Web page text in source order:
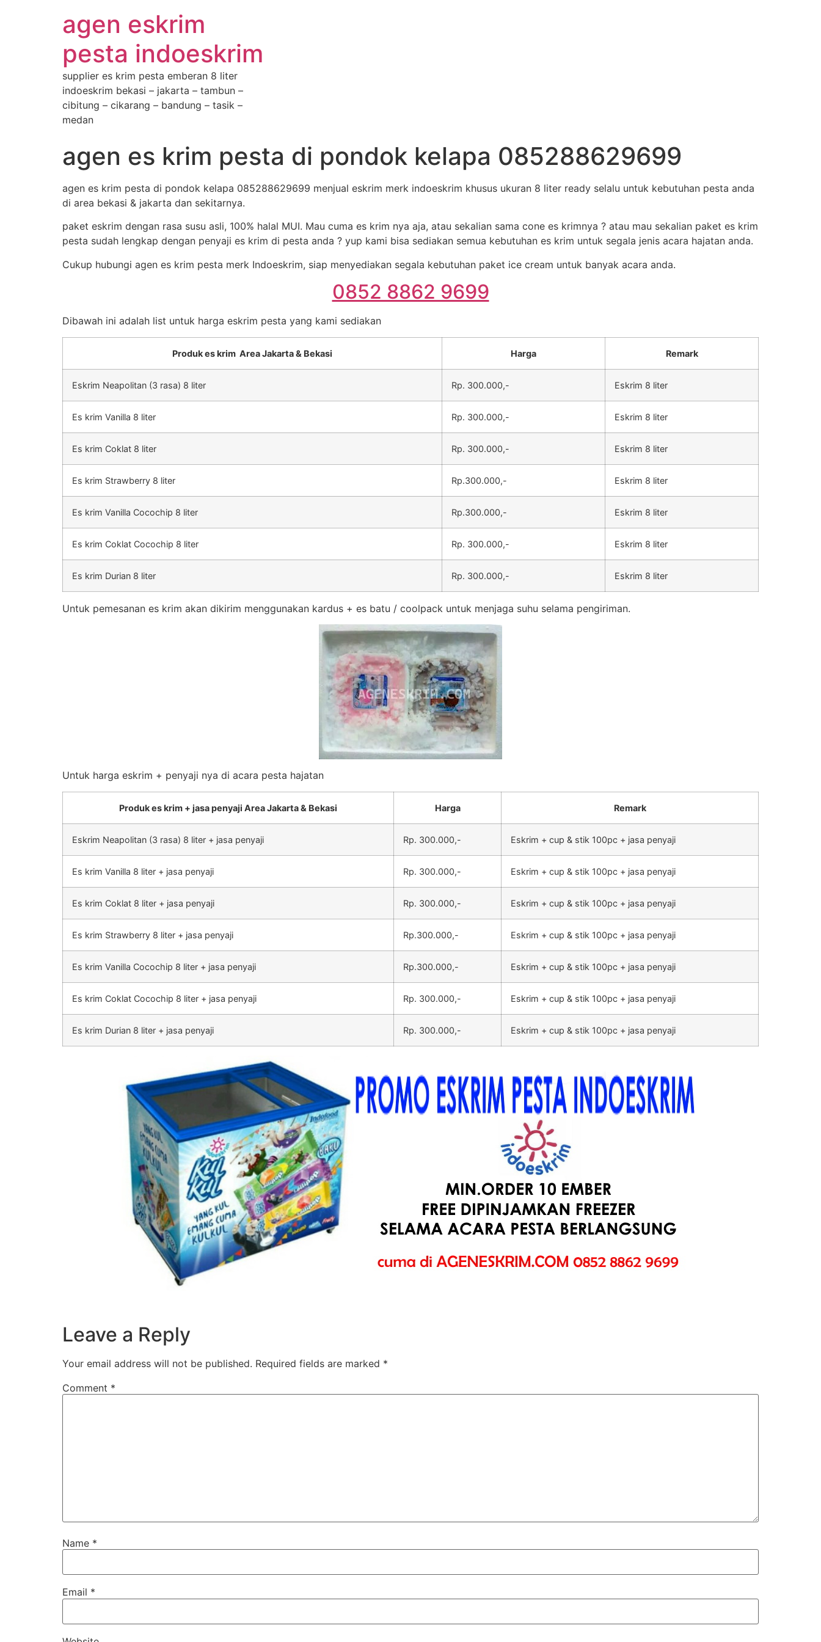
agen eskrim
pesta indoeskrim
supplier es krim pesta emberan 8 liter
indoeskrim bekasi – jakarta – tambun –
cibitung – cikarang – bandung – tasik –
medan
agen es krim pesta di pondok kelapa 085288629699
agen es krim pesta di pondok kelapa 085288629699 menjual eskrim merk indoeskrim khusus ukuran 8 liter ready selalu untuk kebutuhan pesta anda
di area bekasi & jakarta dan sekitarnya.
paket eskrim dengan rasa susu asli, 100% halal MUI. Mau cuma es krim nya aja, atau sekalian sama cone es krimnya ? atau mau sekalian paket es krim
pesta sudah lengkap dengan penyaji es krim di pesta anda ? yup kami bisa sediakan semua kebutuhan es krim untuk segala jenis acara hajatan anda.
Cukup hubungi agen es krim pesta merk Indoeskrim, siap menyediakan segala kebutuhan paket ice cream untuk banyak acara anda.
0852 8862 9699
Dibawah ini adalah list untuk harga eskrim pesta yang kami sediakan
Produk es krim Area Jakarta & Bekasi Harga Remark
Eskrim Neapolitan (3 rasa) 8 liter Rp. 300.000,- Eskrim 8 liter
Es krim Vanilla 8 liter Rp. 300.000,- Eskrim 8 liter
Es krim Coklat 8 liter Rp. 300.000,- Eskrim 8 liter
Es krim Strawberry 8 liter Rp.300.000,- Eskrim 8 liter
Es krim Vanilla Cocochip 8 liter Rp.300.000,- Eskrim 8 liter
Es krim Coklat Cocochip 8 liter Rp. 300.000,- Eskrim 8 liter
Es krim Durian 8 liter Rp. 300.000,- Eskrim 8 liter
Untuk pemesanan es krim akan dikirim menggunakan kardus + es batu / coolpack untuk menjaga suhu selama pengiriman.
Untuk harga eskrim + penyaji nya di acara pesta hajatan
Produk es krim + jasa penyaji Area Jakarta & Bekasi Harga Remark
Eskrim Neapolitan (3 rasa) 8 liter + jasa penyaji Rp. 300.000,- Eskrim + cup & stik 100pc + jasa penyaji
Es krim Vanilla 8 liter + jasa penyaji Rp. 300.000,- Eskrim + cup & stik 100pc + jasa penyaji
Es krim Coklat 8 liter + jasa penyaji Rp. 300.000,- Eskrim + cup & stik 100pc + jasa penyaji
Es krim Strawberry 8 liter + jasa penyaji Rp.300.000,- Eskrim + cup & stik 100pc + jasa penyaji
Es krim Vanilla Cocochip 8 liter + jasa penyaji Rp.300.000,- Eskrim + cup & stik 100pc + jasa penyaji
Es krim Coklat Cocochip 8 liter + jasa penyaji Rp. 300.000,- Eskrim + cup & stik 100pc + jasa penyaji
Es krim Durian 8 liter + jasa penyaji Rp. 300.000,- Eskrim + cup & stik 100pc + jasa penyaji
Leave a Reply
Your email address will not be published. Required fields are marked *
Comment *
Name *
Email *